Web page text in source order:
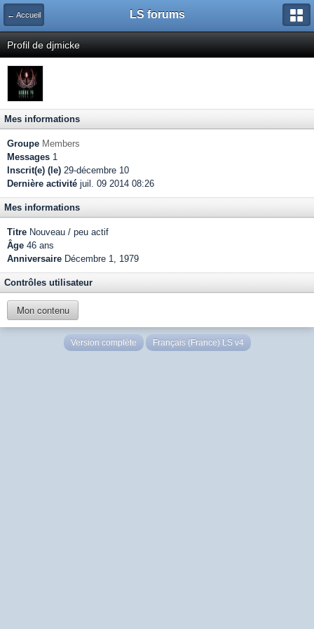
← Accueil LS forums
Profil de djmicke
Mes informations
Groupe Members
Messages 1
Inscrit(e) (le) 29-décembre 10
Dernière activité juil. 09 2014 08:26
Mes informations
Titre Nouveau / peu actif
Âge 46 ans
Anniversaire Décembre 1, 1979
Contrôles utilisateur
Mon contenu
Version complète Français (France) LS v4